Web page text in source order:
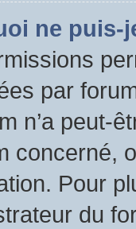
ne puis-
par
n’a peut-
concerné,
Pour
du